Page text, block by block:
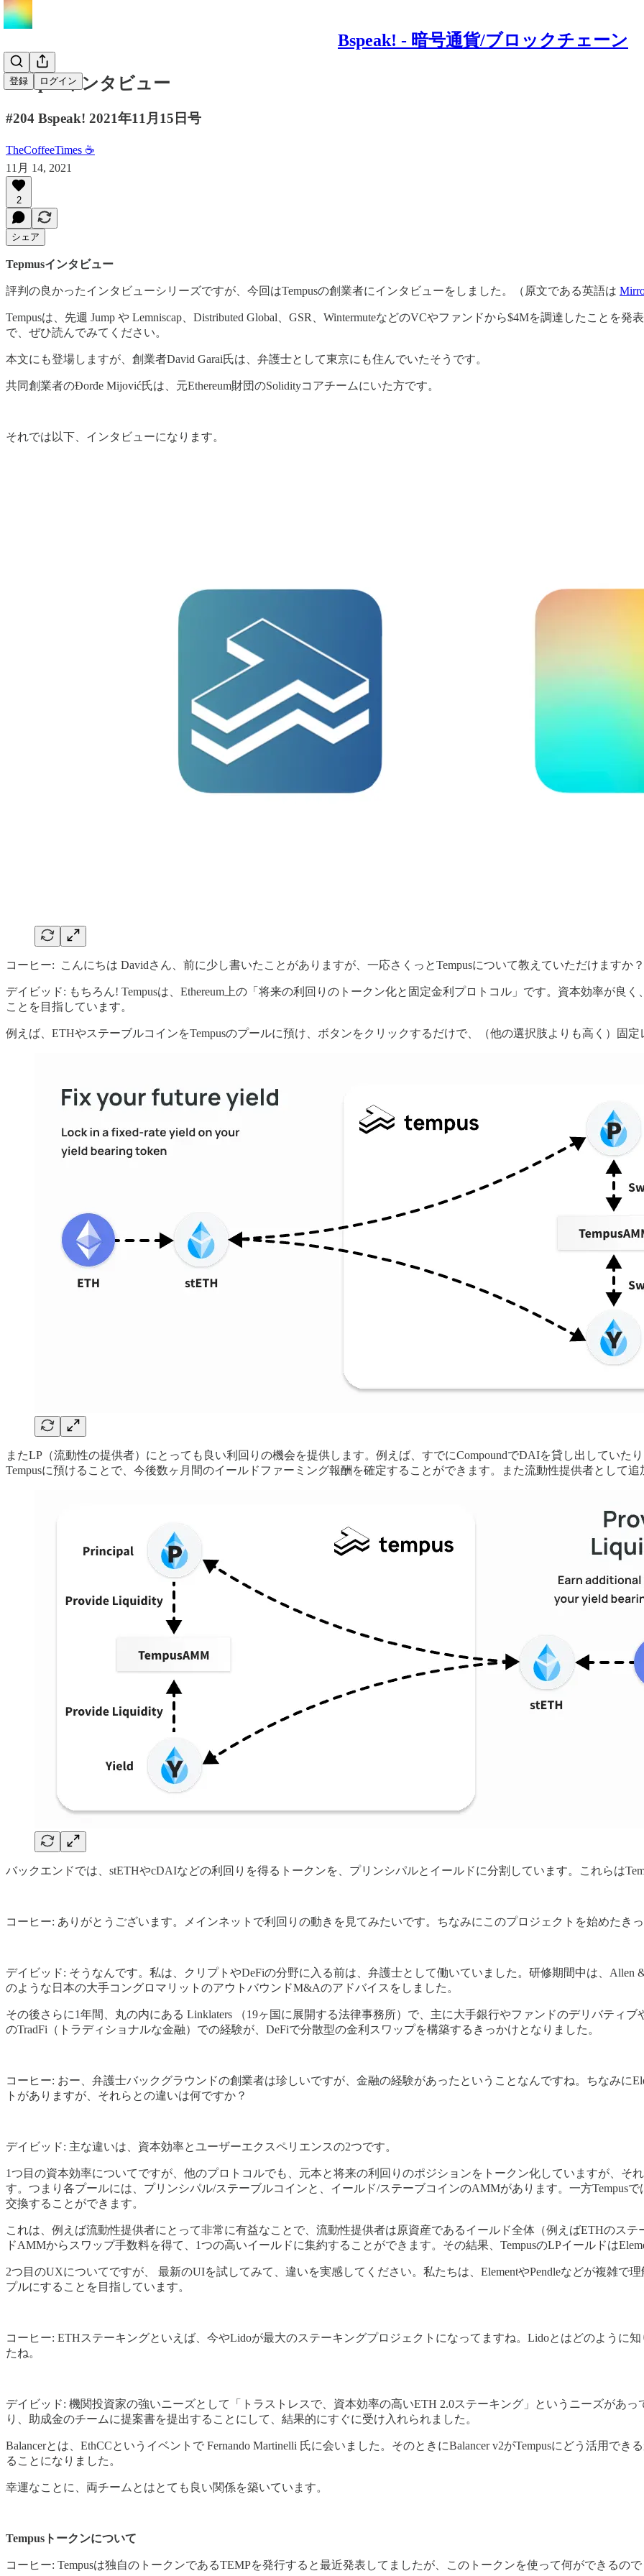
Bspeak! - 暗号通貨/ブロックチェーン
登録 ログイン
Tempusインタビュー
#204 Bspeak! 2021年11月15日号
TheCoffeeTimes ☕
11月 14, 2021
2
シェア
Tepmusインタビュー
評判の良かったインタビューシリーズですが、今回はTempusの創業者にインタビューをしました。（原文である英語は
Tempusは、先週 Jump や Lemniscap、Distributed Global、GSR、WintermuteなどのVCやファンドから$4Mを調達したことを
で、ぜひ読んでみてください。
本文にも登場しますが、創業者David Garai氏は、弁護士として東京にも住んでいたそうです。
共同創業者のĐorđe Mijović氏は、元Ethereum財団のSolidityコアチームにいた方です。
それでは以下、インタビューになります。
コーヒー: こんにちは Davidさん、前に少し書いたことがありますが、一応さくっとTempusについて教えていただけますか？
デイビッド: もちろん! Tempusは、Ethereum上の「将来の利回りのトークン化と固定金利プロトコル」です。資本効率が良
ことを目指しています。
例えば、ETHやステーブルコインをTempusのプールに預け、ボタンをクリックするだけで、（他の選択肢よりも高く）固
またLP（流動性の提供者）にとっても良い利回りの機会を提供します。例えば、すでにCompoundでDAIを貸し出していた
Tempusに預けることで、今後数ヶ月間のイールドファーミング報酬を確定することができます。また流動性提供者として
バックエンドでは、stETHやcDAIなどの利回りを得るトークンを、プリンシパルとイールドに分割しています。これらは
コーヒー: ありがとうございます。メインネットで利回りの動きを見てみたいです。ちなみにこのプロジェクトを始めたき
デイビッド: そうなんです。私は、クリプトやDeFiの分野に入る前は、弁護士として働いていました。研修期間中は、
のような日本の大手コングロマリットのアウトバウンドM&Aのアドバイスをしました。
その後さらに1年間、丸の内にある Linklaters （19ヶ国に展開する法律事務所）で、主に大手銀行やファンドのデリバティ
のTradFi（トラディショナルな金融）での経験が、DeFiで分散型の金利スワップを構築するきっかけとなりました。
コーヒー: おー、弁護士バックグラウンドの創業者は珍しいですが、金融の経験があったということなんですね。ちなみに
トがありますが、それらとの違いは何ですか？
デイビッド: 主な違いは、資本効率とユーザーエクスペリエンスの2つです。
1つ目の資本効率についてですが、他のプロトコルでも、元本と将来の利回りのポジションをトークン化していますが、そ
す。つまり各プールには、プリンシパル/ステーブルコインと、イールド/ステーブコインのAMMがあります。一方Tempus
交換することができます。
これは、例えば流動性提供者にとって非常に有益なことで、流動性提供者は原資産であるイールド全体（例えばETHのス
ドAMMからスワップ手数料を得て、1つの高いイールドに集約することができます。その結果、TempusのLPイールドは
2つ目のUXについてですが、 最新のUIを試してみて、違いを実感してください。私たちは、ElementやPendleなどが複雑で
プルにすることを目指しています。
コーヒー: ETHステーキングといえば、今やLidoが最大のステーキングプロジェクトになってますね。Lidoとはどのように
たね。
デイビッド: 機関投資家の強いニーズとして「トラストレスで、資本効率の高いETH 2.0ステーキング」というニーズがあ
り、助成金のチームに提案書を提出することにして、結果的にすぐに受け入れられました。
Balancerとは、EthCCというイベントで Fernando Martinelli 氏に会いました。そのときにBalancer v2がTempusにどう活用で
ることになりました。
幸運なことに、両チームとはとても良い関係を築いています。
Tempusトークンについて
コーヒー: Tempusは独自のトークンであるTEMPを発行すると最近発表してましたが、このトークンを使って何ができるの